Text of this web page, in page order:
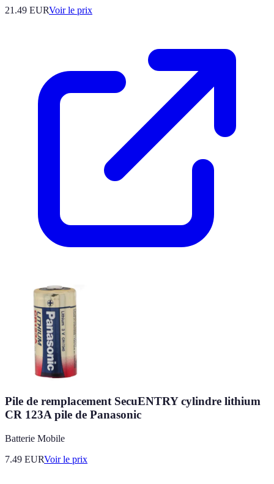
21.49 EURVoir le prix
Pile de remplacement SecuENTRY cylindre lithium
CR 123A pile de Panasonic
Batterie Mobile
7.49 EURVoir le prix